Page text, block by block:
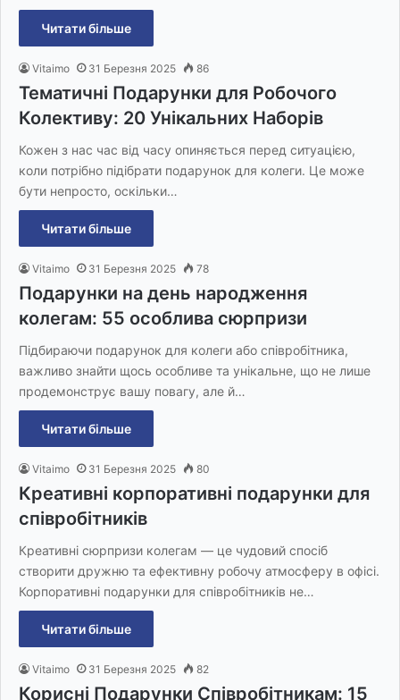
Читати більше
Vitaimo 31 Березня 2025 86
Тематичні Подарунки для Робочого
Колективу: 20 Унікальних Наборів
Кожен з нас час від часу опиняється перед ситуацією,
коли потрібно підібрати подарунок для колеги. Це може
бути непросто, оскільки…
Читати більше
Vitaimo 31 Березня 2025 78
Подарунки на день народження
колегам: 55 особлива сюрпризи
Підбираючи подарунок для колеги або співробітника,
важливо знайти щось особливе та унікальне, що не лише
продемонструє вашу повагу, але й…
Читати більше
Vitaimo 31 Березня 2025 80
Креативні корпоративні подарунки для
співробітників
Креативні сюрпризи колегам — це чудовий спосіб
створити дружню та ефективну робочу атмосферу в офісі.
Корпоративні подарунки для співробітників не…
Читати більше
Vitaimo 31 Березня 2025 82
Корисні Подарунки Співробітникам: 15